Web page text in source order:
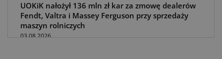
UOKiK nałożył 136 mln zł kar za zmowę dealerów
Fendt, Valtra i Massey Ferguson przy sprzedaży
maszyn rolniczych
03.08.2026